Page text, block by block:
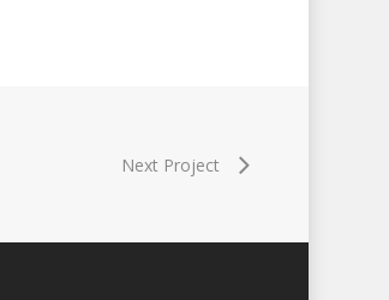
Next Project